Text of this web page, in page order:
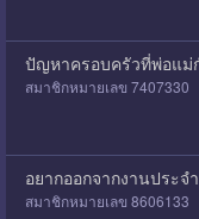
ปัญหาครอบครัวที่พ่อแม่
สมาชิกหมายเลข 7407330
อยากออกจากงานประ
สมาชิกหมายเลข 8606133